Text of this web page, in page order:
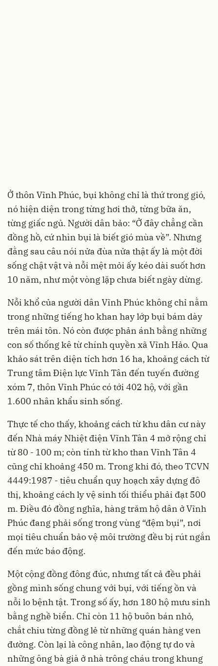
Ở thôn Vĩnh Phúc, bụi không chỉ là thứ trong gió,
nó hiện diện trong từng hơi thở, từng bữa ăn,
từng giấc ngủ. Người dân bảo: “Ở đây chẳng cần
đồng hồ, cứ nhìn bụi là biết gió mùa về”. Nhưng
đằng sau câu nói nửa đùa nửa thật ấy là một đời
sống chật vật và nỗi mệt mỏi ấy kéo dài suốt hơn
10 năm, như một vòng lặp chưa biết ngày dừng.
Nỗi khổ của người dân Vĩnh Phúc không chỉ nằm
trong những tiếng ho khan hay lớp bụi bám dày
trên mái tôn. Nó còn được phản ánh bằng những
con số thống kê từ chính quyền xã Vĩnh Hảo. Qua
khảo sát trên diện tích hơn 16 ha, khoảng cách từ
Trung tâm Điện lực Vĩnh Tân đến tuyến đường
xóm 7, thôn Vĩnh Phúc có tới 402 hộ, với gần
1.600 nhân khẩu sinh sống.
Thực tế cho thấy, khoảng cách từ khu dân cư này
đến Nhà máy Nhiệt điện Vĩnh Tân 4 mở rộng chỉ
từ 80 - 100 m; còn tính từ kho than Vĩnh Tân 4
cũng chỉ khoảng 450 m. Trong khi đó, theo TCVN
4449:1987 - tiêu chuẩn quy hoạch xây dựng đô
thị, khoảng cách ly vệ sinh tối thiểu phải đạt 500
m. Điều đó đồng nghĩa, hàng trăm hộ dân ở Vĩnh
Phúc đang phải sống trong vùng “đệm bụi”, nơi
mọi tiêu chuẩn bảo vệ môi trường đều bị rút ngắn
đến mức báo động.
Một cộng đồng đông đúc, nhưng tất cả đều phải
gồng mình sống chung với bụi, với tiếng ồn và
nỗi lo bệnh tật. Trong số ấy, hơn 180 hộ mưu sinh
bằng nghề biển. Chỉ còn 11 hộ buôn bán nhỏ,
chắt chiu từng đồng lẻ từ những quán hàng ven
đường. Còn lại là công nhân, lao động tự do và
những ông bà già ở nhà trông cháu trong khung